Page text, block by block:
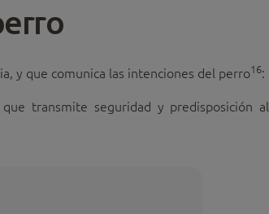
y que comunica las intenciones del perro16:
transmite seguridad y predisposición al